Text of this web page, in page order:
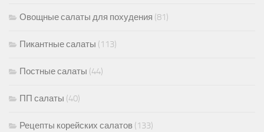
Овощные салаты для похудения (81)
Пикантные салаты (113)
Постные салаты (44)
ПП салаты (40)
Рецепты корейских салатов (133)